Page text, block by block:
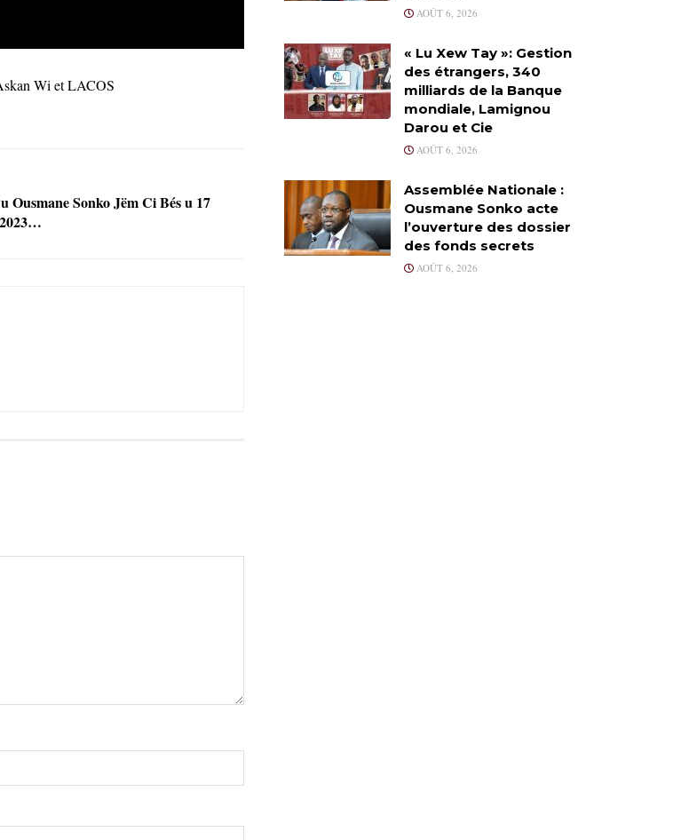
Wi et LACOS
Ousmane Sonko Jëm Ci Bés u 17
AOÛT 6, 2026
« Lu Xew Tay »: Gestion
des étrangers, 340
milliards de la Banque
mondiale, Lamignou
Darou et Cie
AOÛT 6, 2026
Assemblée Nationale :
Ousmane Sonko acte
l’ouverture des dossier
des fonds secrets
AOÛT 6, 2026